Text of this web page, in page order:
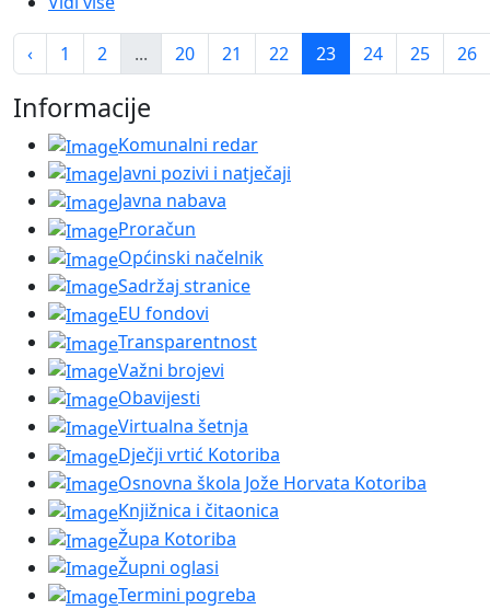
‹ 1 2 ... 20 21 22 23 24 25 26
Informacije
Komunalni redar
Javni pozivi i natječaji
Javna nabava
Proračun
Općinski načelnik
Sadržaj stranice
EU fondovi
Transparentnost
Važni brojevi
Obavijesti
Virtualna šetnja
Dječji vrtić Kotoriba
Osnovna škola Jože Horvata Kotoriba
Knjižnica i čitaonica
Župa Kotoriba
Župni oglasi
Termini pogreba